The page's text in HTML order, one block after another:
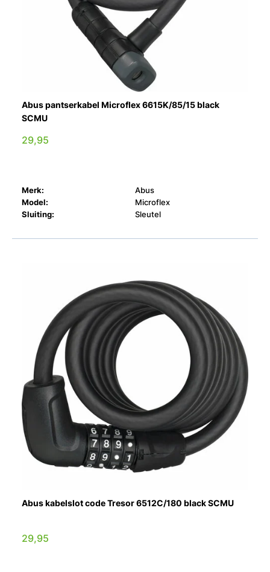
Abus pantserkabel Microflex 6615K/85/15 black
SCMU
29,95
Merk:
Abus
Model:
Microflex
Sluiting:
Sleutel
Abus kabelslot code Tresor 6512C/180 black SCMU
29,95